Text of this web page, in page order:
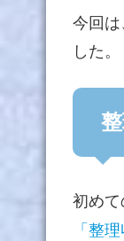
今回
した。
初め
「整